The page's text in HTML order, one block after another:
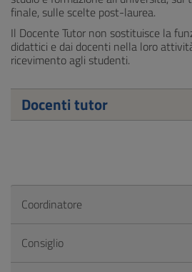
finale, sulle scelte post-laurea.
Il Docente Tutor non sostituisce la
didattici e dai docenti nella loro
ricevimento agli studenti.
Docenti tutor
Coordinatore
Consiglio